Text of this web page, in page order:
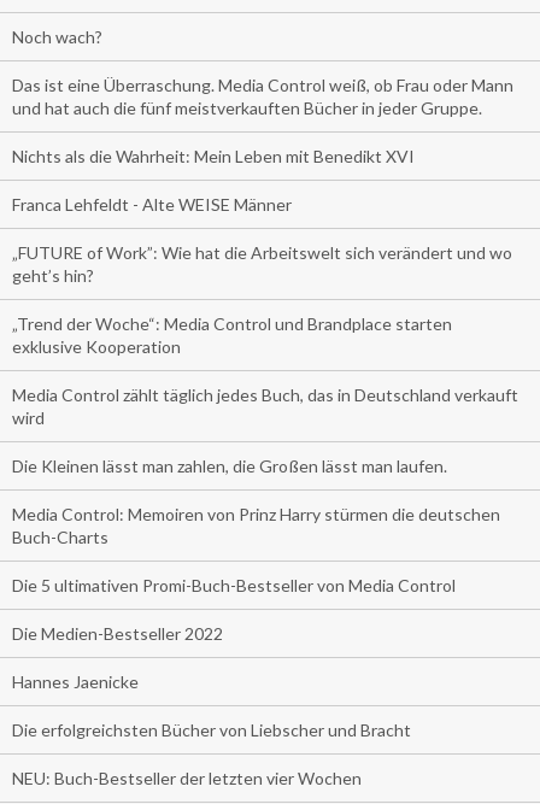
Noch wach?
Das ist eine Überraschung. Media Control weiß, ob Frau oder Mann
und hat auch die fünf meistverkauften Bücher in jeder Gruppe.
Nichts als die Wahrheit: Mein Leben mit Benedikt XVI
Franca Lehfeldt - Alte WEISE Männer
„FUTURE of Work”: Wie hat die Arbeitswelt sich verändert und wo
geht’s hin?
„Trend der Woche“: Media Control und Brandplace starten
exklusive Kooperation
Media Control zählt täglich jedes Buch, das in Deutschland verkauft
wird
Die Kleinen lässt man zahlen, die Großen lässt man laufen.
Media Control: Memoiren von Prinz Harry stürmen die deutschen
Buch-Charts
Die 5 ultimativen Promi-Buch-Bestseller von Media Control
Die Medien-Bestseller 2022
Hannes Jaenicke
Die erfolgreichsten Bücher von Liebscher und Bracht
NEU: Buch-Bestseller der letzten vier Wochen